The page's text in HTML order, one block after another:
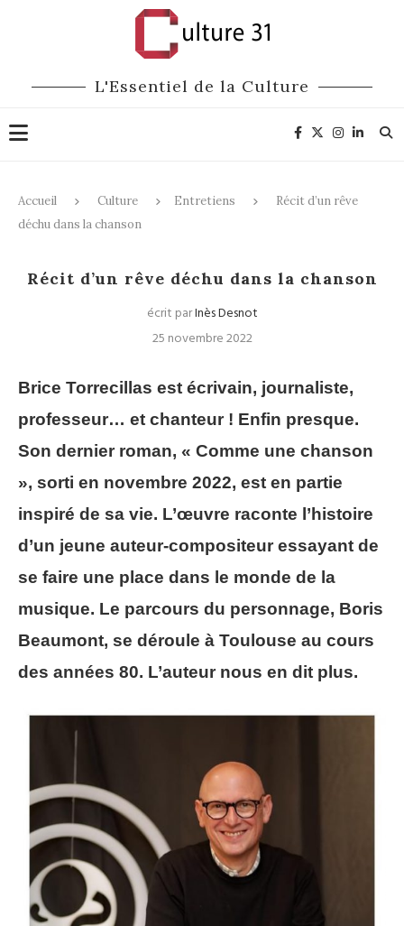
L'Essentiel de la Culture
Accueil Culture Entretiens
Récit d’un rêve
déchu dans la chanson
Entretiens
Récit d’un rêve déchu dans la chanson
écrit parInès Desnot
25 novembre 2022
Brice Torrecillas est écrivain, journaliste,
professeur… et chanteur ! Enfin presque.
Son dernier roman, « Comme une chanson
», sorti en novembre 2022, est en partie
inspiré de sa vie. L’œuvre raconte l’histoire
d’un jeune auteur-compositeur essayant de
se faire une place dans le monde de la
musique. Le parcours du personnage, Boris
Beaumont, se déroule à Toulouse au cours
des années 80. L’auteur nous en dit plus.